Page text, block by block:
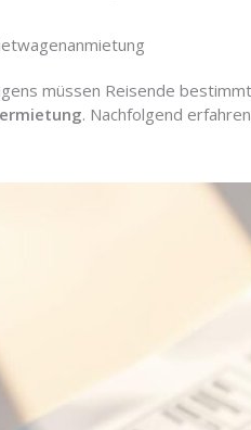
müssen Reisende
. Nachfolgend